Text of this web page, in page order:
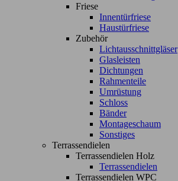
Friese
Innentürfriese
Haustürfriese
Zubehör
Lichtausschnittgläser
Glasleisten
Dichtungen
Rahmenteile
Umrüstung
Schloss
Bänder
Montageschaum
Sonstiges
Terrassendielen
Terrassendielen Holz
Terrassendielen
Terrassendielen WPC